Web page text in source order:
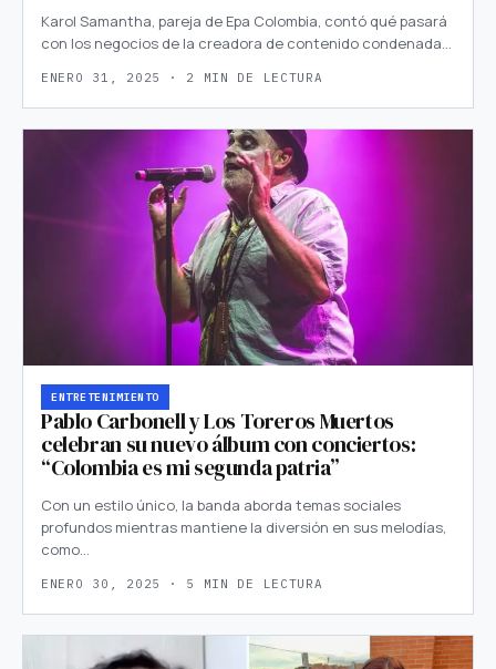
Karol Samantha, pareja de Epa Colombia, contó qué pasará
con los negocios de la creadora de contenido condenada…
ENERO 31, 2025 · 2 MIN DE LECTURA
ENTRETENIMIENTO
Pablo Carbonell y Los Toreros Muertos
celebran su nuevo álbum con conciertos:
“Colombia es mi segunda patria”
Con un estilo único, la banda aborda temas sociales
profundos mientras mantiene la diversión en sus melodías,
como…
ENERO 30, 2025 · 5 MIN DE LECTURA